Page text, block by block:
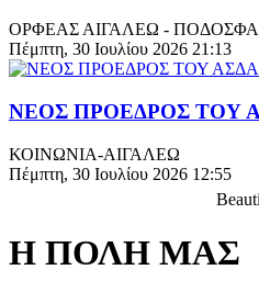
ΟΡΦΕΑΣ ΑΙΓΑΛΕΩ -
Πέμπτη, 30 Ιουλίου 2026 21:13
ΝΕΟΣ ΠΡΟΕΔΡΟΣ ΤΟΥ
ΚΟΙΝΩΝΙΑ-ΑΙΓΑΛΕΩ
Πέμπτη, 30 Ιουλίου 2026 12:55
Η ΠΟΛΗ ΜΑΣ